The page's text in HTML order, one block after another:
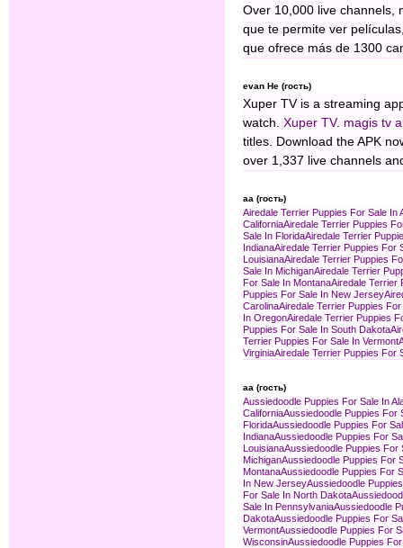
Over 10,000 live channels,
que te permite ver
que ofrece más de 1300
evan He (гость)
Xuper TV is a streaming
watch. Xuper TV. magis tv
titles. Download the APK
over 1,337 live channels
aa (гость)
Airedale Terrier Puppies For Sale In
CaliforniaAiredale Terrier Puppies
Sale In FloridaAiredale Terrier
IndianaAiredale Terrier Puppies For
LouisianaAiredale Terrier Puppies
Sale In MichiganAiredale Terrier
For Sale In MontanaAiredale Terrier
Puppies For Sale In New Jersey
CarolinaAiredale Terrier Puppies
In OregonAiredale Terrier Puppies
Puppies For Sale In South Dakota
Terrier Puppies For Sale In Vermont
VirginiaAiredale Terrier Puppies For
aa (гость)
Aussiedoodle Puppies For Sale In
CaliforniaAussiedoodle Puppies For
FloridaAussiedoodle Puppies For
IndianaAussiedoodle Puppies For
LouisianaAussiedoodle Puppies For
MichiganAussiedoodle Puppies For
MontanaAussiedoodle Puppies For
In New JerseyAussiedoodle
For Sale In North Dakota
Sale In PennsylvaniaAussiedoodle
DakotaAussiedoodle Puppies For
VermontAussiedoodle Puppies For
WisconsinAussiedoodle Puppies